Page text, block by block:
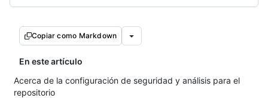
Copiar como Markdown
En este artículo
Acerca de la configuración de seguridad y análisis para el
repositorio